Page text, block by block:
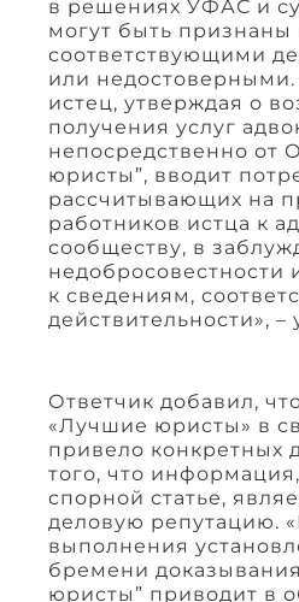
в решениях УФАС и
могут быть признаны
соответствующими
или
истец, утверждая о
получения услуг
непосредственно от
юристы”, вводит
рассчитывающих на
работников истца к
сообществу, в
недобросовестности
к сведениям,
действительности», –
Ответчик добавил,
«Лучшие юристы» в
привело конкретных
того, что
спорной статье,
деловую репутацию.
выполнения
бремени
юристы” приводит в